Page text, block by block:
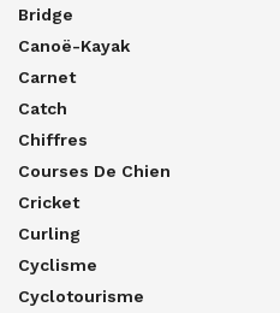
Bridge
Canoë-Kayak
Carnet
Catch
Chiffres
Courses De Chien
Cricket
Curling
Cyclisme
Cyclotourisme